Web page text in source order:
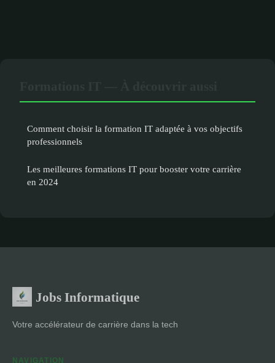
Comment choisir la formation IT adaptée à vos objectifs
professionnels
Les meilleures formations IT pour booster votre carrière
en 2024
Jobs Informatique
Votre accélérateur de carrière dans la tech
NAVIGATION